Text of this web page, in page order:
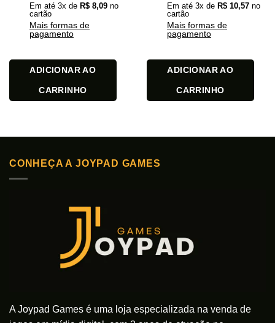
Em até 3x de R$ 8,09 no
cartão
Mais formas de
pagamento
ADICIONAR AO
CARRINHO
Em até 3x de R$ 10,57 no
cartão
Mais formas de
pagamento
ADICIONAR AO
CARRINHO
CONHEÇA A JOYPAD GAMES
A Joypad Games é uma loja especializada na venda de